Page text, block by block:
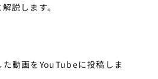
説します。
動画をYouTubeに投稿しま